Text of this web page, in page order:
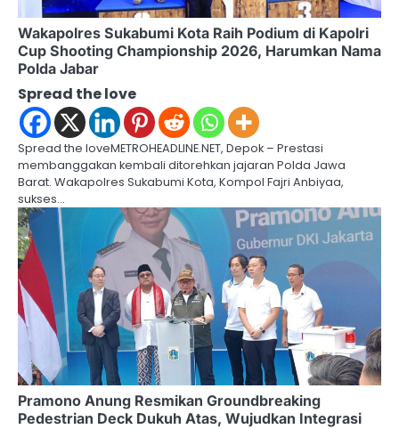
i
o
n
Wakapolres Sukabumi Kota Raih Podium di Kapolri
Cup Shooting Championship 2026, Harumkan Nama
Polda Jabar
Spread the love
Spread the loveMETROHEADLINE.NET, Depok – Prestasi
membanggakan kembali ditorehkan jajaran Polda Jawa
Barat. Wakapolres Sukabumi Kota, Kompol Fajri Anbiyaa,
sukses…
Pramono Anung Resmikan Groundbreaking
Pedestrian Deck Dukuh Atas, Wujudkan Integrasi